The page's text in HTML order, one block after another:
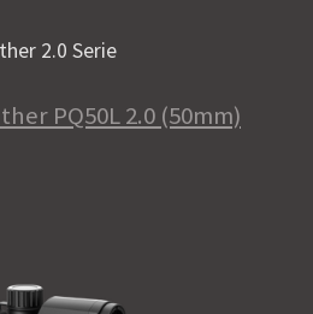
2.0 Serie
PQ50L 2.0 (50mm)